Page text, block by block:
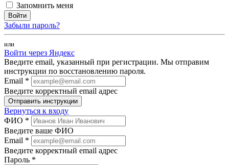
Запомнить меня
Войти
Забыли пароль?
или
Войти через Яндекс
Введите email, указанный при регистрации. Мы отправим
инструкции по восстановлению пароля.
Email *
Введите корректный email адрес
Отправить инструкции
Вернуться к входу
ФИО *
Введите ваше ФИО
Email *
Введите корректный email адрес
Пароль *